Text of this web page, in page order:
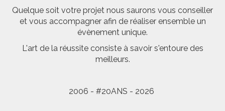
Quelque soit votre projet nous saurons vous conseiller
et vous accompagner afin de réaliser ensemble un
évènement unique.
L'art de la réussite consiste à savoir s'entoure des
meilleurs.
2006 - #20ANS - 2026